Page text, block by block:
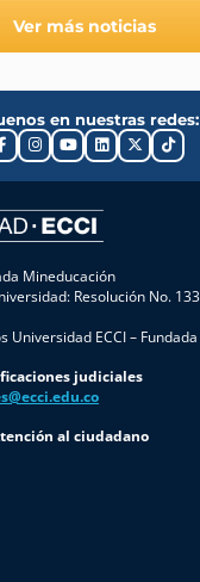
Ver más noticias
en nuestras redes:
Mineducación
Resolución No.
Universidad ECCI –
judiciales
al ciudadano